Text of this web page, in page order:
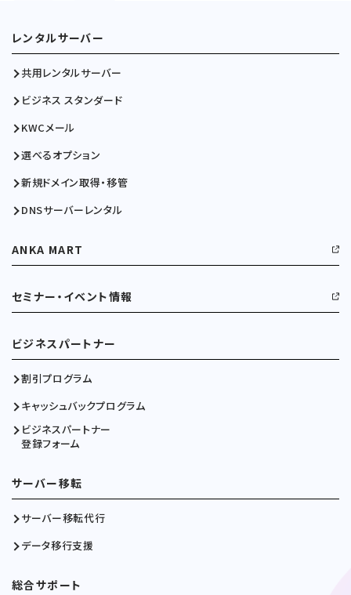
レンタルサーバー
共用レンタルサーバー
ビジネス スタンダード
KWCメール
選べるオプション
新規ドメイン取得・移管
DNSサーバーレンタル
ANKA MART
セミナー・イベント情報
ビジネスパートナー
割引プログラム
キャッシュバックプログラム
ビジネスパートナー
登録フォーム
サーバー移転
サーバー移転代行
データ移行支援
総合サポート